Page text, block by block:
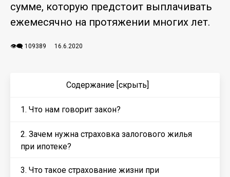
сумме, которую предстоит выплачивать
ежемесячно на протяжении многих лет.
👁️‍🗨️ 109389 16.6.2020
Содержание [скрыть]
1. Что нам говорит закон?
2. Зачем нужна страховка залогового жилья
при ипотеке?
3. Что такое страхование жизни при